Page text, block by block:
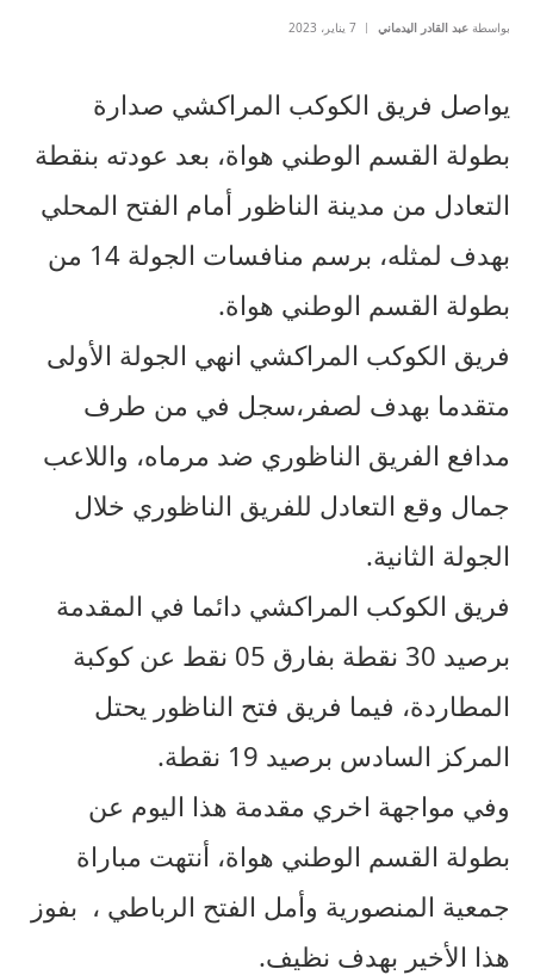
بواسطة عبد القادر اليدماني 7 يناير، 2023
يواصل فريق الكوكب المراكشي صدارة
بطولة القسم الوطني هواة، بعد عودته بنقطة
التعادل من مدينة الناظور أمام الفتح المحلي
بهدف لمثله، برسم منافسات الجولة 14 من
بطولة القسم الوطني هواة.
فريق الكوكب المراكشي انهي الجولة الأولى
متقدما بهدف لصفر،سجل في من طرف
مدافع الفريق الناظوري ضد مرماه، واللاعب
جمال وقع التعادل للفريق الناظوري خلال
الجولة الثانية.
فريق الكوكب المراكشي دائما في المقدمة
برصيد 30 نقطة بفارق 05 نقط عن كوكبة
المطاردة، فيما فريق فتح الناظور يحتل
المركز السادس برصيد 19 نقطة.
وفي مواجهة اخري مقدمة هذا اليوم عن
بطولة القسم الوطني هواة، أنتهت مباراة
جمعية المنصورية وأمل الفتح الرباطي ، بفوز
هذا الأخير بهدف نظيف.